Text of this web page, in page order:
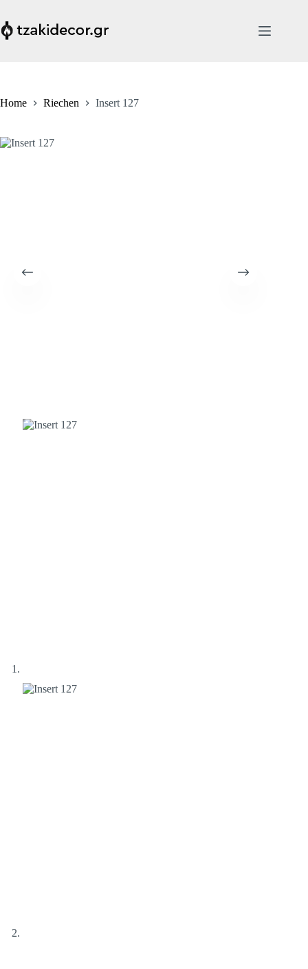
content
Home Riechen Insert 127